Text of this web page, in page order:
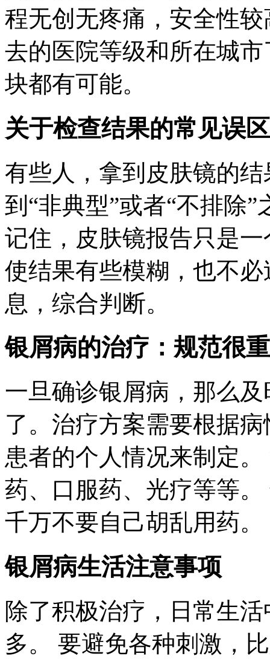
程无创无疼痛，安全性
去的医院等级和所在城
块都有可能。
关于检查结果的常见误区
有些人，拿到皮肤镜的
到“非典型”或者“不排除
记住，皮肤镜报告只是
使结果有些模糊，也不
息，综合判断。
银屑病的治疗：规范很
一旦确诊银屑病，那么
了。治疗方案需要根据
患者的个人情况来制定
药、口服药、光疗等等
千万不要自己胡乱用药。
银屑病生活注意事项
除了积极治疗，日常生
多。 要避免各种刺激，